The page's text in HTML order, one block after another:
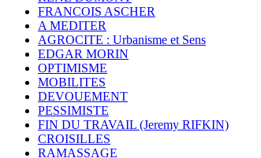
FRANCOIS ASCHER
A MEDITER
AGROCITE : Urbanisme et Sens
EDGAR MORIN
OPTIMISME
MOBILITES
DEVOUEMENT
PESSIMISTE
FIN DU TRAVAIL (Jeremy RIFKIN)
CROISILLES
RAMASSAGE